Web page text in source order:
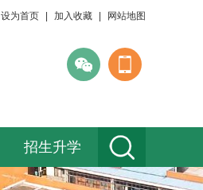
设为首页 加入收藏 网站地图
招生升学